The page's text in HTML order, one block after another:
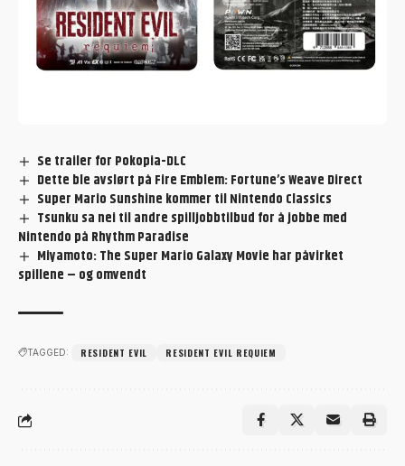
Se trailer for Pokopia-DLC
Dette ble avslørt på Fire Emblem: Fortune’s Weave Direct
Super Mario Sunshine kommer til Nintendo Classics
Tsunku sa nei til andre spilljobbtilbud for å jobbe med
Nintendo på Rhythm Paradise
Miyamoto: The Super Mario Galaxy Movie har påvirket
spillene – og omvendt
TAGGED: RESIDENT EVIL RESIDENT EVIL REQUIEM